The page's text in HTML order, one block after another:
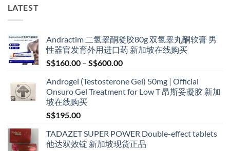
LATEST
Andractim 二氢睾酮凝胶80g 双氢睾丸酮软膏 男
性器官发育外用进口药 新加坡在线购买
S$160.00 – S$600.00Price
S$160.00
through
Androgel (Testosterone Gel) 50mg | Official
Onsuro Gel Treatment for Low T 昂斯妥凝胶 新加
坡在线购买
S$195.00
TADAZET SUPER POWER Double-effect tablets
他达双效锭 新加坡现货正品